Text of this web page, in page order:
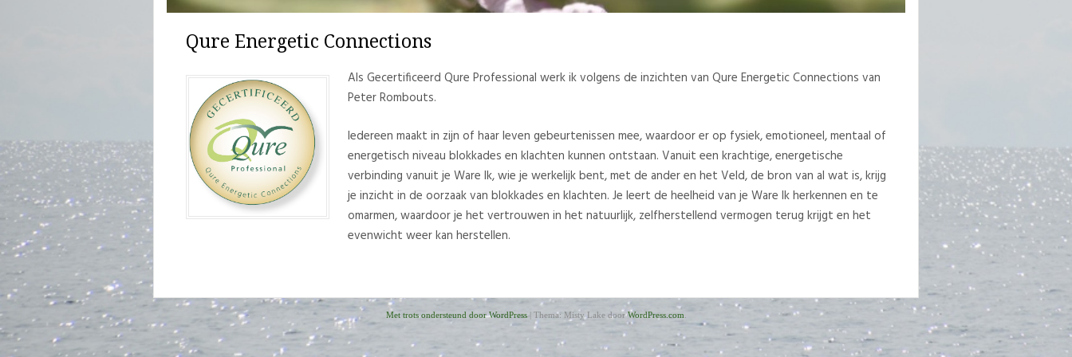
Qure Energetic Connections
Als Gecertificeerd Qure Professional werk ik volgens de inzichten van Qure Energetic Connections van
Peter Rombouts.
Iedereen maakt in zijn of haar leven gebeurtenissen mee, waardoor er op fysiek, emotioneel, mentaal of
energetisch niveau blokkades en klachten kunnen ontstaan. Vanuit een krachtige, energetische
verbinding vanuit je Ware Ik, wie je werkelijk bent, met de ander en het Veld, de bron van al wat is, krijg
je inzicht in de oorzaak van blokkades en klachten. Je leert de heelheid van je Ware Ik herkennen en te
omarmen, waardoor je het vertrouwen in het natuurlijk, zelfherstellend vermogen terug krijgt en het
evenwicht weer kan herstellen.
Met trots ondersteund door WordPress Thema: Misty Lake doorWordPress.com